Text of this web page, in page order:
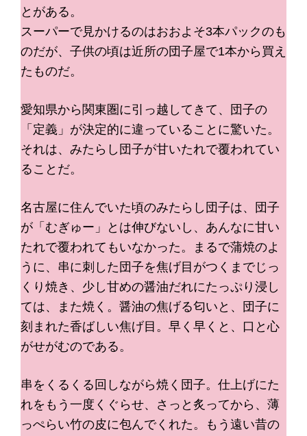
とがある。
スーパーで見かけるのはおおよそ3本パックのも
のだが、子供の頃は近所の団子屋で1本から買え
たものだ。
愛知県から関東圏に引っ越してきて、団子の
「定義」が決定的に違っていることに驚いた。
それは、みたらし団子が甘いたれで覆われてい
ることだ。
名古屋に住んでいた頃のみたらし団子は、団子
が「むぎゅー」とは伸びないし、あんなに甘い
たれで覆われてもいなかった。まるで蒲焼のよ
うに、串に刺した団子を焦げ目がつくまでじっ
くり焼き、少し甘めの醤油だれにたっぷり浸し
ては、また焼く。醤油の焦げる匂いと、団子に
刻まれた香ばしい焦げ目。早く早くと、口と心
がせがむのである。
串をくるくる回しながら焼く団子。仕上げにた
れをもう一度くぐらせ、さっと炙ってから、薄
っぺらい竹の皮に包んでくれた。もう遠い昔の